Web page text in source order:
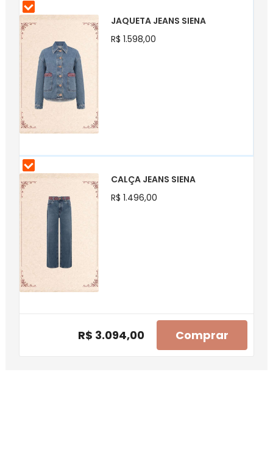
JAQUETA JEANS SIENA
R$ 1.598,00
CALÇA JEANS SIENA
R$ 1.496,00
R$ 3.094,00 Comprar